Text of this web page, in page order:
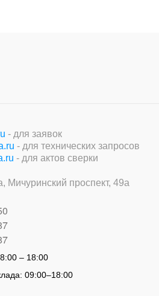
- для заявок
- для технических запросов
- для актов сверки
Мичуринский проспект, 49а
– 18:00
09:00–18:00